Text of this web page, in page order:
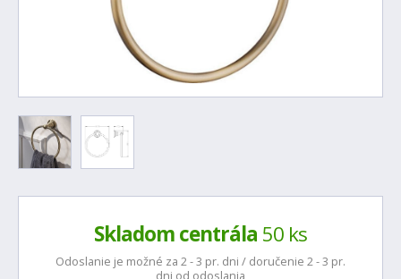
Skladom centrála 50 ks
Odoslanie je možné za 2 - 3 pr. dni / doručenie 2 - 3 pr.
dni od odoslania